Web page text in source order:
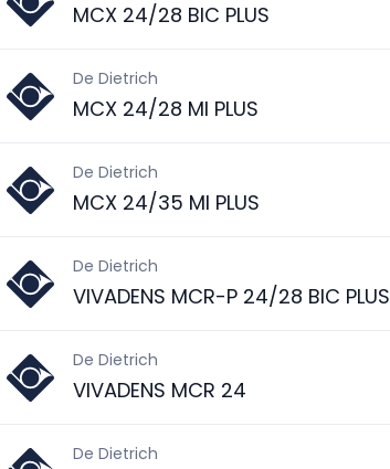
MCX 24/28 BIC PLUS
De Dietrich
MCX 24/28 MI PLUS
De Dietrich
MCX 24/35 MI PLUS
De Dietrich
VIVADENS MCR-P 24/28 BIC PLUS
De Dietrich
VIVADENS MCR 24
De Dietrich